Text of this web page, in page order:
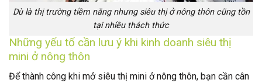
Dù là thị trường tiềm năng nhưng siêu thị ở nông thôn cũng tồn
tại nhiều thách thức
Những yếu tố cần lưu ý khi kinh doanh siêu thị
mini ở nông thôn
Để thành công khi mở siêu thị mini ở nông thôn, bạn cần cân